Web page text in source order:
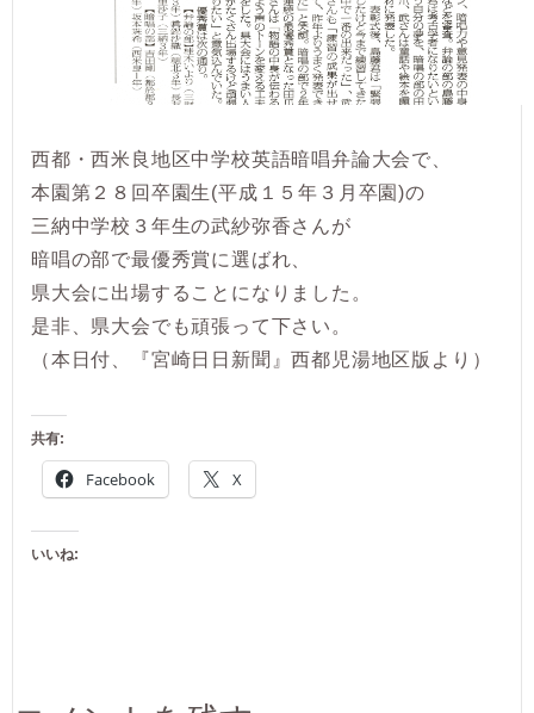
西都・西米良地区中学校英語暗唱弁論大会で、
本園第２８回卒園生(平成１５年３月卒園)の
三納中学校３年生の武紗弥香さんが
暗唱の部で最優秀賞に選ばれ、
県大会に出場することになりました。
是非、県大会でも頑張って下さい。
（本日付、『宮崎日日新聞』西都児湯地区版より）
共有:
Facebook X
いいね: